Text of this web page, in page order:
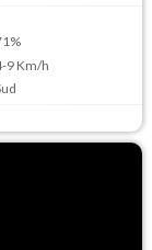
%
-9Km/h